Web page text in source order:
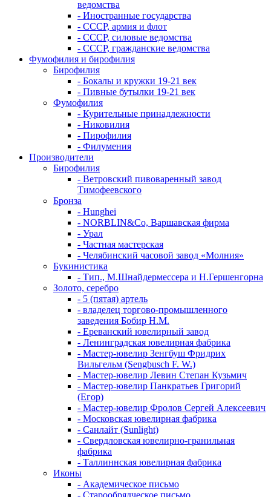
ведомства
- Иностранные государства
- СССР, армия и флот
- СССР, силовые ведомства
- СССР, гражданские ведомства
Фумофилия и бирофилия
Бирофилия
- Бокалы и кружки 19-21 век
- Пивные бутылки 19-21 век
Фумофилия
- Курительные принадлежности
- Никовилия
- Пирофилия
- Филумения
Производители
Бирофилия
- Ветровский пивоваренный завод
Тимофеевского
Бронза
- Hunghei
- NORBLIN&Co, Варшавская фирма
- Урал
- Частная мастерская
- Челябинский часовой завод «Молния»
Букинистика
- Тип., М.Шнайдермессера и Н.Гершенгорна
Золото, серебро
- 5 (пятая) артель
- владелец торгово-промышленного
заведения Бобир Н.М.
- Ереванский ювелирный завод
- Ленинградская ювелирная фабрика
- Мастер-ювелир Зенгбуш Фридрих
Вильгельм (Sengbusch F. W.)
- Мастер-ювелир Левин Степан Кузьмич
- Мастер-ювелир Панкратьев Григорий
(Егор)
- Мастер-ювелир Фролов Сергей Алексеевич
- Московская ювелирная фабрика
- Санлайт (Sunlight)
- Свердловская ювелирно-гранильная
фабрика
- Таллиннская ювелирная фабрика
Иконы
- Академическое письмо
- Старообрядческое письмо